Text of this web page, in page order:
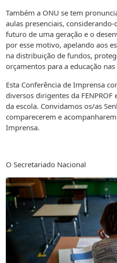
Também a ONU se tem
aulas presenciais,
futuro de uma geração e o
por esse motivo, apelando aos
na distribuição de fundos,
orçamentos para a educação
Esta Conferência de Imprensa
diversos dirigentes da
da escola. Convidamos os/as
comparecerem e
Imprensa.
O Secretariado Nacional